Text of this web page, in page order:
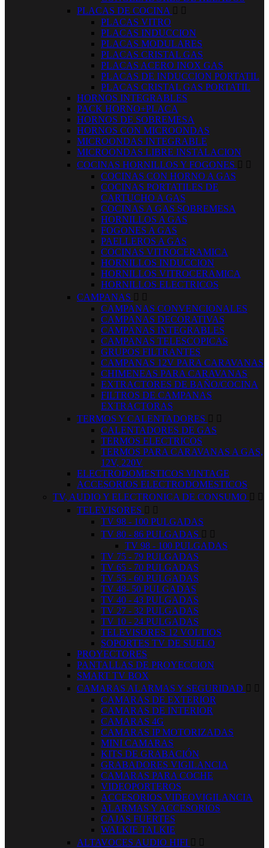
PLACAS DE COCINA  
PLACAS VITRO
PLACAS INDUCCION
PLACAS MODULARES
PLACAS CRISTAL GAS
PLACAS ACERO INOX GAS
PLACAS DE INDUCCION PORTATIL
PLACAS CRISTAL GAS PORTATIL
HORNOS INTEGRABLES
PACK HORNO+PLACA
HORNOS DE SOBREMESA
HORNOS CON MICROONDAS
MICROONDAS INTEGRABLE
MICROONDAS LIBRE INSTALACION
COCINAS HORNILLOS Y FOGONES  
COCINAS CON HORNO A GAS
COCINAS PORTATILES DE
CARTUCHO A GAS
COCINAS A GAS SOBREMESA
HORNILLOS A GAS
FOGONES A GAS
PAELLEROS A GAS
COCINAS VITROCERAMICA
HORNILLOS INDUCCION
HORNILLOS VITROCERAMICA
HORNILLOS ELECTRICOS
CAMPANAS  
CAMPANAS CONVENCIONALES
CAMPANAS DECORATIVAS
CAMPANAS INTEGRABLES
CAMPANAS TELESCOPICAS
GRUPOS FILTRANTES
CAMPANAS 12V PARA CARAVANAS
CHIMENEAS PARA CARAVANAS
EXTRACTORES DE BAÑO/COCINA
FILTROS DE CAMPANAS
EXTRACTORAS
TERMOS Y CALENTADORES  
CALENTADORES DE GAS
TERMOS ELECTRICOS
TERMOS PARA CARAVANAS A GAS,
12V, 220V
ELECTRODOMESTICOS VINTAGE
ACCESORIOS ELECTRODOMESTICOS
TV, AUDIO Y ELECTRONICA DE CONSUMO  
TELEVISORES  
TV 98 - 100 PULGADAS
TV 80 - 86 PULGADAS  
TV 98 - 100 PULGADAS
TV 75 - 79 PULGADAS
TV 65 - 70 PULGADAS
TV 55 - 60 PULGADAS
TV 48- 50 PULGADAS
TV 40 - 43 PULGADAS
TV 27 - 32 PULGADAS
TV 10 - 24 PULGADAS
TELEVISORES 12 VOLTIOS
SOPORTES TV DE SUELO
PROYECTORES
PANTALLAS DE PROYECCION
SMART TV BOX
CAMARAS ALARMAS Y SEGURIDAD  
CAMARAS DE EXTERIOR
CAMARAS DE INTERIOR
CAMARAS 4G
CAMARAS IP MOTORIZADAS
MINI CAMARAS
KITS DE GRABACIÓN
GRABADORES VIGILANCIA
CAMARAS PARA COCHE
VIDEOPORTEROS
ACCESORIOS VIDEOVIGILANCIA
ALARMAS Y ACCESORIOS
CAJAS FUERTES
WALKIE TALKIE
ALTAVOCES AUDIO HIFI  